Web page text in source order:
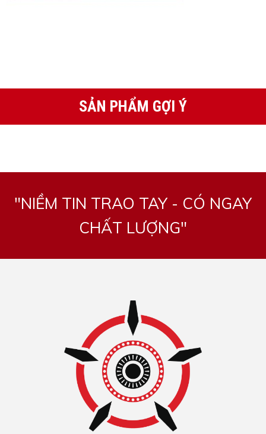
SẢN PHẨM GỢI Ý
"NIỀM TIN TRAO TAY - CÓ NGAY
CHẤT LƯỢNG"